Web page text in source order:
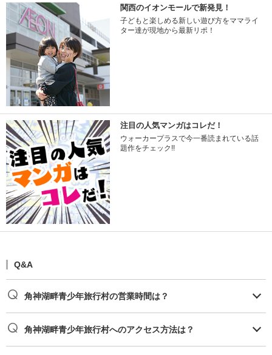
関西のイオンモールで新発見！
子どもと楽しめる新しい遊び方をママライ
ター達が現地から最新リポ！
注目の人気マンガはコレだ！
ウォーカープラスで今一番読まれている話
題作をチェック!!
Q&A
角神湖畔青少年旅行村の営業時間は？
角神湖畔青少年旅行村へのアクセス方法は？